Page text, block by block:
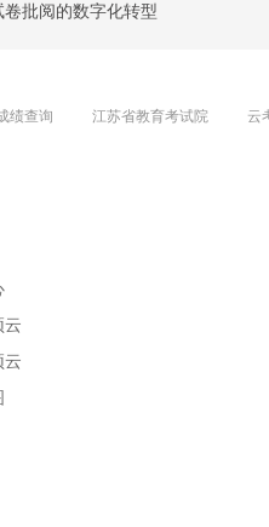
批阅的数字化转型
绩查询 江苏省教育考试院 云
云
云